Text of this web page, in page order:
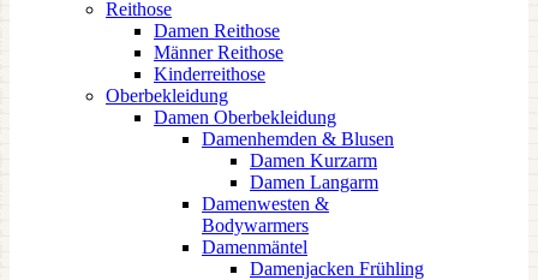
Reithose
Damen Reithose
Männer Reithose
Kinderreithose
Oberbekleidung
Damen Oberbekleidung
Damenhemden & Blusen
Damen Kurzarm
Damen Langarm
Damenwesten &
Bodywarmers
Damenmäntel
Damenjacken Frühling